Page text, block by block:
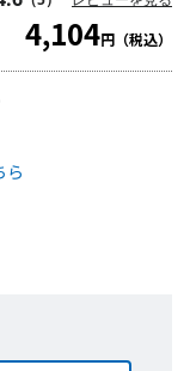
4,104円（税込）
ら